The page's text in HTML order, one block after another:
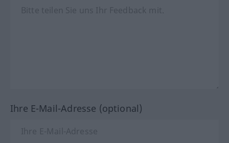
Ihre E-Mail-Adresse (optional)